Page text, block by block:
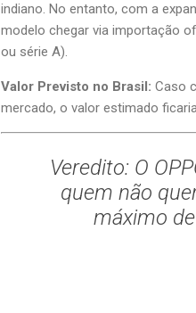
indiano. No entanto, com a
modelo chegar via importação
ou série A).
Valor Previsto no Brasil: Caso
mercado, o valor estimado
Veredito: O
quem não
máximo